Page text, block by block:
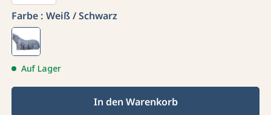
Farbe : Weiß / Schwarz
Auf Lager
In den Warenkorb